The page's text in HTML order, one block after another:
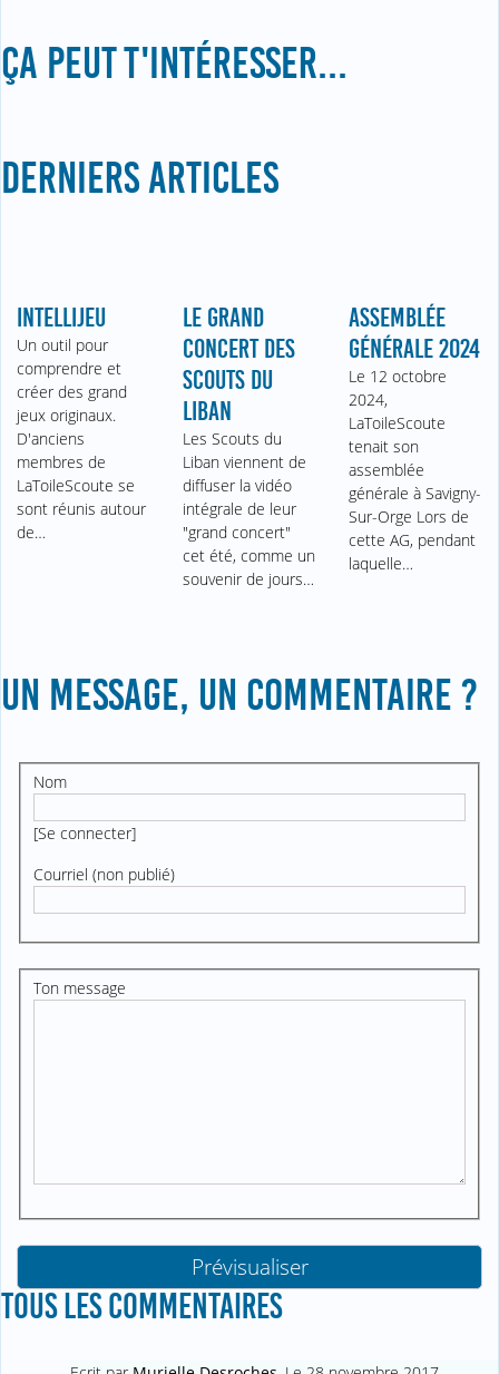
ÇA PEUT T'INTÉRESSER...
DERNIERS ARTICLES
INTELLIJEU
Un outil pour
comprendre et
créer des grand
jeux originaux.
D'anciens
membres de
LaToileScoute se
sont réunis autour
de…
LE GRAND
CONCERT DES
SCOUTS DU
LIBAN
Les Scouts du
Liban viennent de
diffuser la vidéo
intégrale de leur
"grand concert"
cet été, comme un
souvenir de jours…
ASSEMBLÉE
GÉNÉRALE 2024
Le 12 octobre
2024,
LaToileScoute
tenait son
assemblée
générale à Savigny-
Sur-Orge Lors de
cette AG, pendant
laquelle…
UN MESSAGE, UN COMMENTAIRE ?
Nom
[Se connecter]
Courriel (non publié)
Ton message
TOUS LES COMMENTAIRES